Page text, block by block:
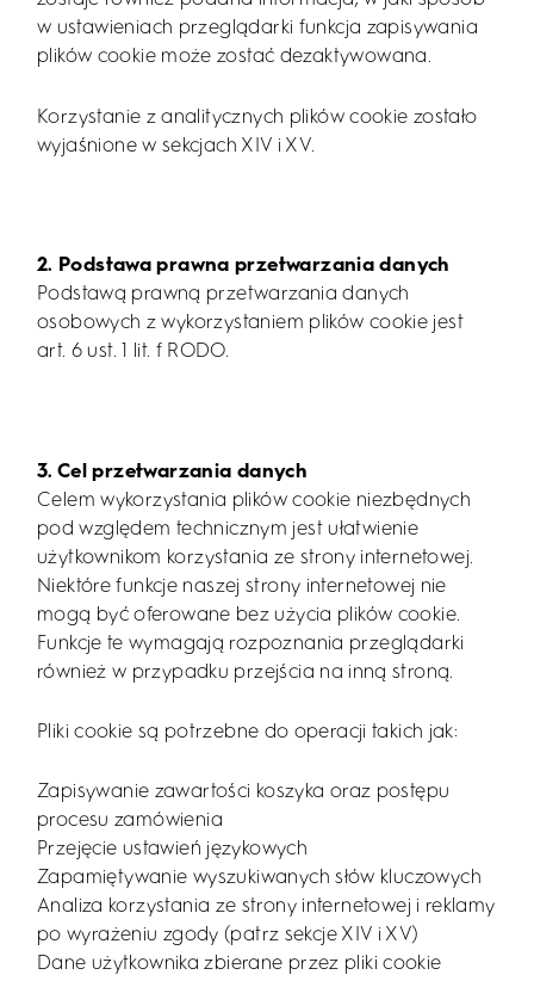
w ustawieniach przeglądarki funkcja zapisywania
plików cookie może zostać dezaktywowana.
Korzystanie z analitycznych plików cookie zostało
wyjaśnione w sekcjach XIV i XV.
2. Podstawa prawna przetwarzania danych
Podstawą prawną przetwarzania danych
osobowych z wykorzystaniem plików cookie jest
art. 6 ust. 1 lit. f RODO.
3. Cel przetwarzania danych
Celem wykorzystania plików cookie niezbędnych
pod względem technicznym jest ułatwienie
użytkownikom korzystania ze strony internetowej.
Niektóre funkcje naszej strony internetowej nie
mogą być oferowane bez użycia plików cookie.
Funkcje te wymagają rozpoznania przeglądarki
również w przypadku przejścia na inną stroną.
Pliki cookie są potrzebne do operacji takich jak:
Zapisywanie zawartości koszyka oraz postępu
procesu zamówienia
Przejęcie ustawień językowych
Zapamiętywanie wyszukiwanych słów kluczowych
Analiza korzystania ze strony internetowej i reklamy
po wyrażeniu zgody (patrz sekcje XIV i XV)
Dane użytkownika zbierane przez pliki cookie